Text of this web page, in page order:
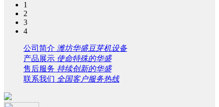
1
2
3
4
公司简介 潍坊华盛豆芽机设备
产品展示 使命特殊的华盛
售后服务 持续创新的华盛
联系我们 全国客户服务热线